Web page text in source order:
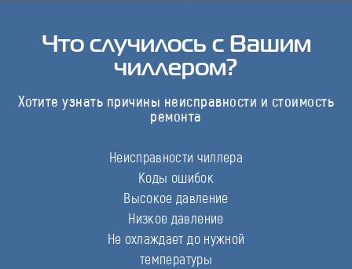
Что случилось с Вашим
чиллером?
Хотите узнать причины неисправности и стоимость
ремонта
Неисправности чиллера
Коды ошибок
Высокое давление
Низкое давление
Не охлаждает до нужной
температуры